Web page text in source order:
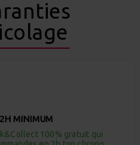
MINIMUM
100% gratuit qui